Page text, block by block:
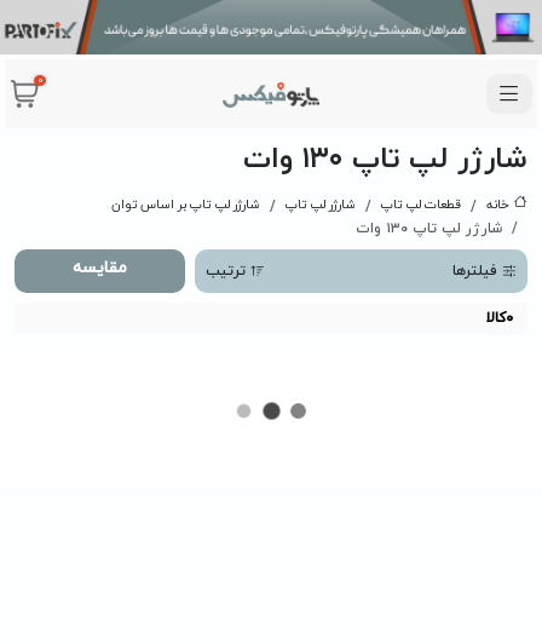
0
شارژر لپ تاپ ۱۳۰ وات
خانه قطعات لپ تاپ شارژر لپ تاپ شارژر لپ تاپ بر اساس توان
شارژر لپ تاپ ۱۳۰ وات
فیلترها ترتیب مقایسه
0کالا